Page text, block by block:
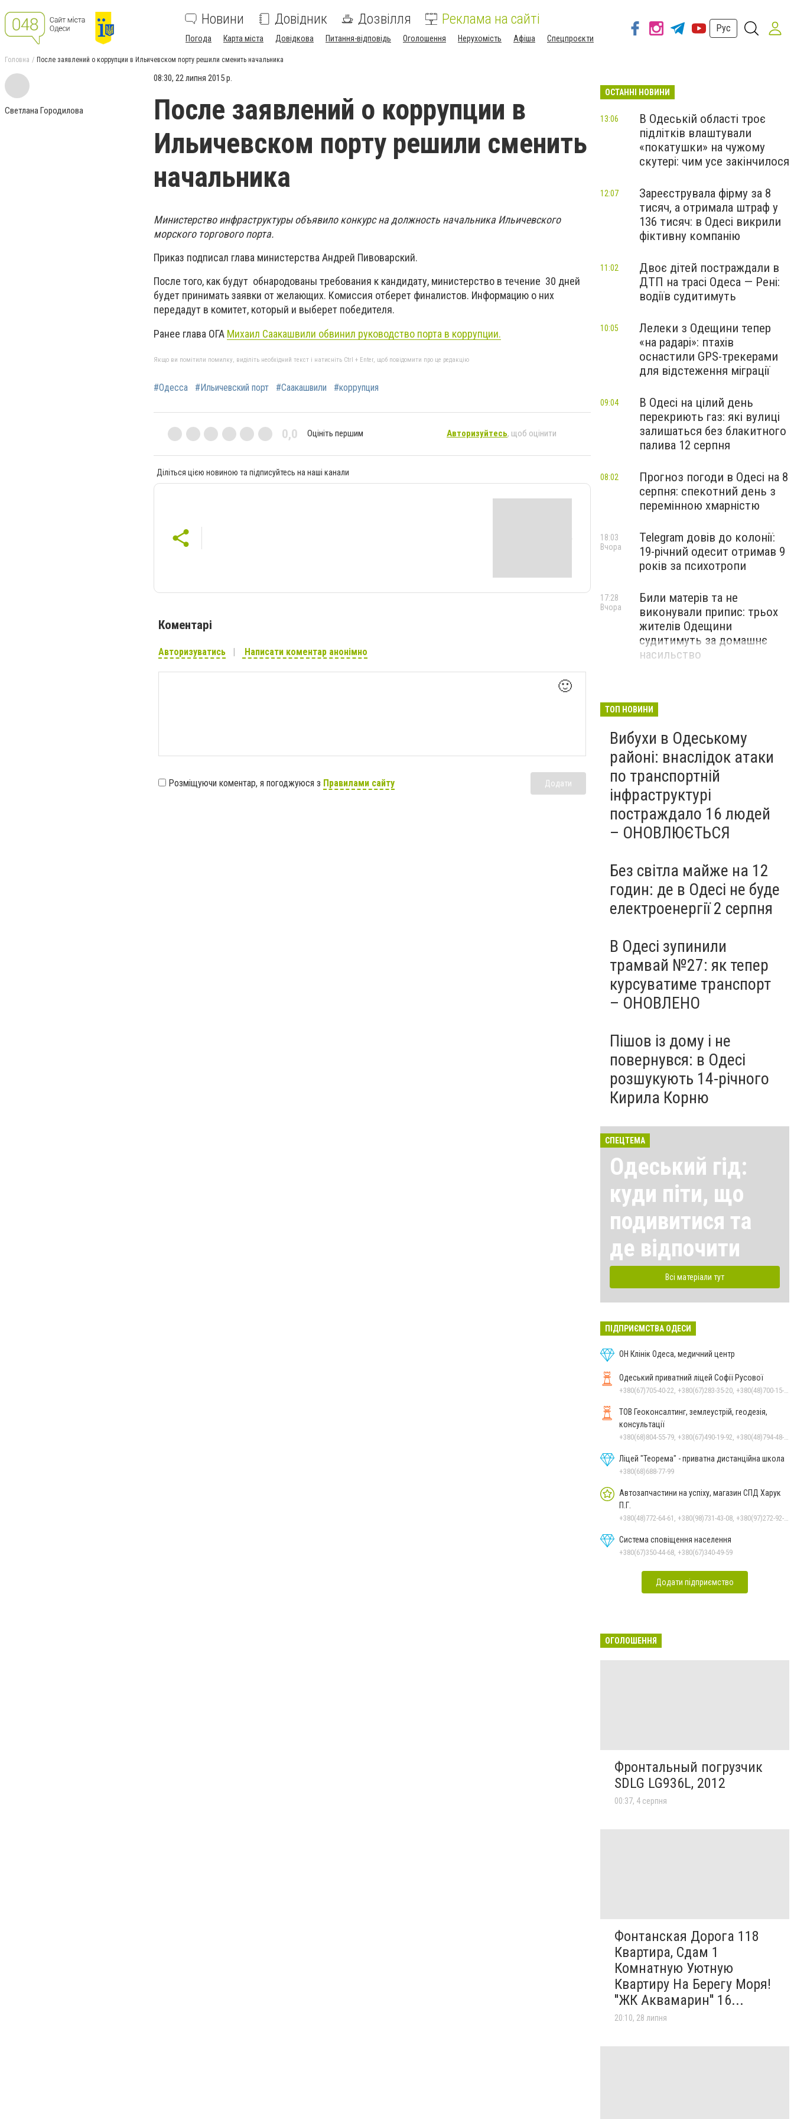
Новини Довідник Дозвілля Реклама на сайті
Погода Карта міста Довідкова Питання-відповідь Оголошення Нерухомість Афіша Спецпроєкти
Рус
Головна После заявлений о коррупции в Ильичевском порту решили сменить начальника
Светлана Городилова
08:30, 22 липня 2015 р.
После заявлений о коррупции в
Ильичевском порту решили сменить
начальника
Министерство инфраструктуры объявило конкурс на должность начальника Ильичевского
морского торгового порта.
Приказ подписал глава министерства Андрей Пивоварский.
После того, как будут обнародованы требования к кандидату, министерство в течение 30 дней
будет принимать заявки от желающих. Комиссия отберет финалистов. Информацию о них
передадут в комитет, который и выберет победителя.
Ранее глава ОГА Михаил Саакашвили обвинил руководство порта в коррупции.
Якщо ви помітили помилку, виділіть необхідний текст і натисніть Ctrl + Enter, щоб повідомити про це редакцію
#Одесса #Ильичевский порт #Саакашвили #коррупция
0,0 Оцініть першим Авторизуйтесь, щоб оцінити
Діліться цією новиною та підписуйтесь на наші канали
Коментарі
Авторизуватись Написати коментар анонімно
🙂
Розміщуючи коментар, я погоджуюся з Правилами сайту Додати
ОСТАННІ НОВИНИ
В Одеській області троє
підлітків влаштували
«покатушки» на чужому
скутері: чим усе закінчилося
13:06
Зареєструвала фірму за 8
тисяч, а отримала штраф у
136 тисяч: в Одесі викрили
фіктивну компанію
12:07
Двоє дітей постраждали в
ДТП на трасі Одеса — Рені:
водіїв судитимуть
11:02
Лелеки з Одещини тепер
«на радарі»: птахів
оснастили GPS-трекерами
для відстеження міграції
10:05
В Одесі на цілий день
перекриють газ: які вулиці
залишаться без блакитного
палива 12 серпня
09:04
Прогноз погоди в Одесі на 8
серпня: спекотний день з
перемінною хмарністю
08:02
Telegram довів до колонії:
19-річний одесит отримав 9
років за психотропи
18:03
Вчора
Били матерів та не
виконували припис: трьох
жителів Одещини
судитимуть за домашнє
насильство
17:28
Вчора
ТОП НОВИНИ
Вибухи в Одеському
районі: внаслідок атаки
по транспортній
інфраструктурі
постраждало 16 людей
– ОНОВЛЮЄТЬСЯ
Без світла майже на 12
годин: де в Одесі не буде
електроенергії 2 серпня
В Одесі зупинили
трамвай №27: як тепер
курсуватиме транспорт
– ОНОВЛЕНО
Пішов із дому і не
повернувся: в Одесі
розшукують 14-річного
Кирила Корню
СПЕЦТЕМА
Одеський гід:
куди піти, що
подивитися та
де відпочити
Всі матеріали тут
ПІДПРИЄМСТВА ОДЕСИ
ОН Клінік Одеса, медичний центр
Одеський приватний ліцей Софії Русової
ТОВ Геоконсалтинг, землеустрій, геодезія,
консультації
Ліцей "Теорема" - приватна дистанційна школа
+380(68)688-77-99
Автозапчастини на успіху, магазин СПД Харук
П.Г.
Система сповіщення населення
+380(67)350-44-68, +380(67)340-49-59
Додати підприємство
ОГОЛОШЕННЯ
Фронтальный погрузчик
SDLG LG936L, 2012
00:37, 4 серпня
Фонтанская Дорога 118
Квартира, Сдам 1
Комнатную Уютную
Квартиру На Берегу Моря!
''ЖК Аквамарин'' 16...
20:10, 28 липня